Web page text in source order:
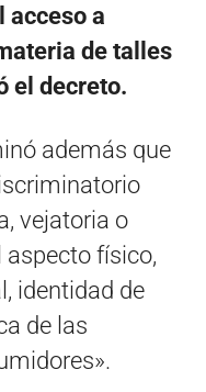
acceso a
de talles
el decreto.
además que
vejatoria o
físico,
identidad de
de las